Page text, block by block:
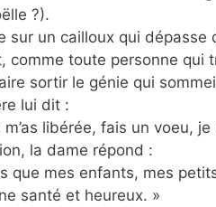
?).
sur un cailloux qui
comme toute personne qui
sortir le génie qui
lui dit :
libérée, fais un voeu, je
la dame répond :
que mes enfants, mes
santé et heureux. »